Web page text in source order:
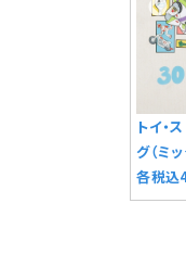
トイ・
グ（ミッ
各税